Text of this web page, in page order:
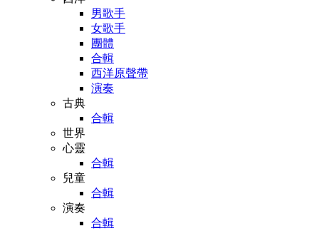
男歌手
女歌手
團體
合輯
西洋原聲帶
演奏
古典
合輯
世界
心靈
合輯
兒童
合輯
演奏
合輯